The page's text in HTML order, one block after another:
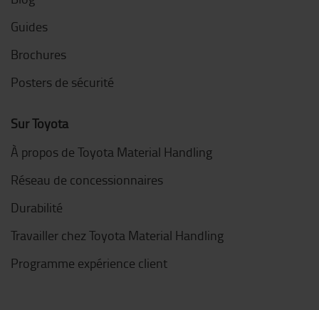
Guides
Brochures
Posters de sécurité
Sur Toyota
À propos de Toyota Material Handling
Réseau de concessionnaires
Durabilité
Travailler chez Toyota Material Handling
Programme expérience client